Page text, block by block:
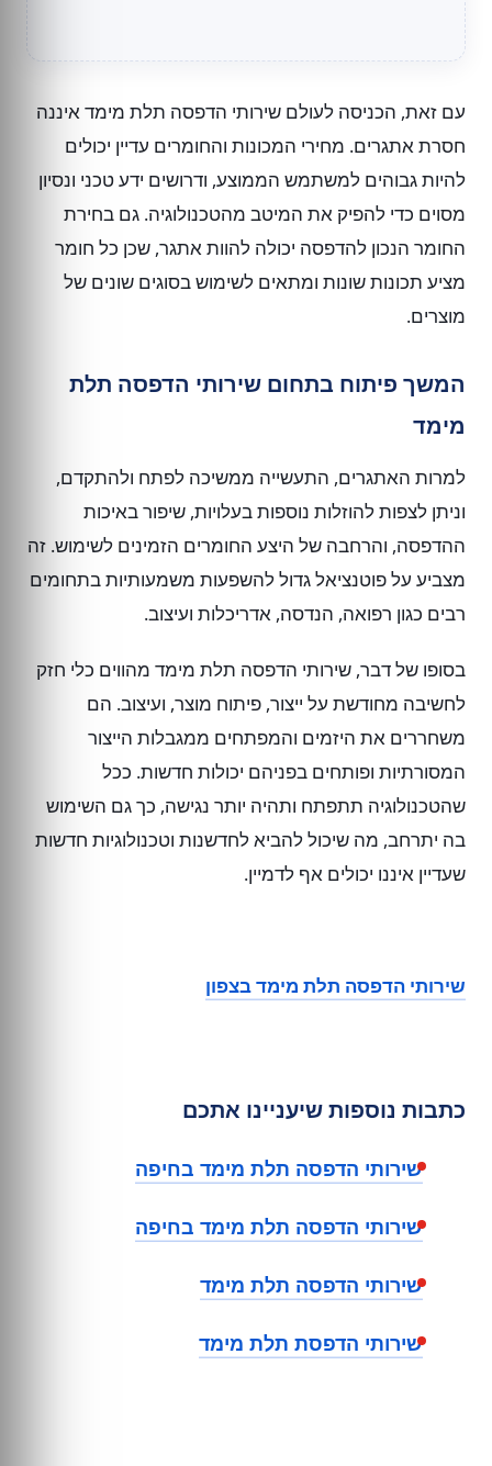
עם זאת, הכניסה לעולם שירותי הדפסה תלת מימד איננה
חסרת אתגרים. מחירי המכונות והחומרים עדיין יכולים
להיות גבוהים למשתמש הממוצע, ודרושים ידע טכני ונסיון
מסוים כדי להפיק את המיטב מהטכנולוגיה. גם בחירת
החומר הנכון להדפסה יכולה להוות אתגר, שכן כל חומר
מציע תכונות שונות ומתאים לשימוש בסוגים שונים של
מוצרים.
המשך פיתוח בתחום שירותי הדפסה תלת
מימד
למרות האתגרים, התעשייה ממשיכה לפתח ולהתקדם,
וניתן לצפות להוזלות נוספות בעלויות, שיפור באיכות
ההדפסה, והרחבה של היצע החומרים הזמינים לשימוש. זה
מצביע על פוטנציאל גדול להשפעות משמעותיות בתחומים
רבים כגון רפואה, הנדסה, אדריכלות ועיצוב.
בסופו של דבר, שירותי הדפסה תלת מימד מהווים כלי חזק
לחשיבה מחודשת על ייצור, פיתוח מוצר, ועיצוב. הם
משחררים את היזמים והמפתחים ממגבלות הייצור
המסורתיות ופותחים בפניהם יכולות חדשות. ככל
שהטכנולוגיה תתפתח ותהיה יותר נגישה, כך גם השימוש
בה יתרחב, מה שיכול להביא לחדשנות וטכנולוגיות חדשות
שעדיין איננו יכולים אף לדמיין.
שירותי הדפסה תלת מימד בצפון
כתבות נוספות שיעניינו אתכם
שירותי הדפסה תלת מימד בחיפה
שירותי הדפסה תלת מימד בחיפה
שירותי הדפסה תלת מימד
שירותי הדפסת תלת מימד